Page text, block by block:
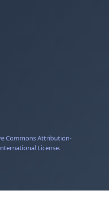
Commons Attribution-
License.